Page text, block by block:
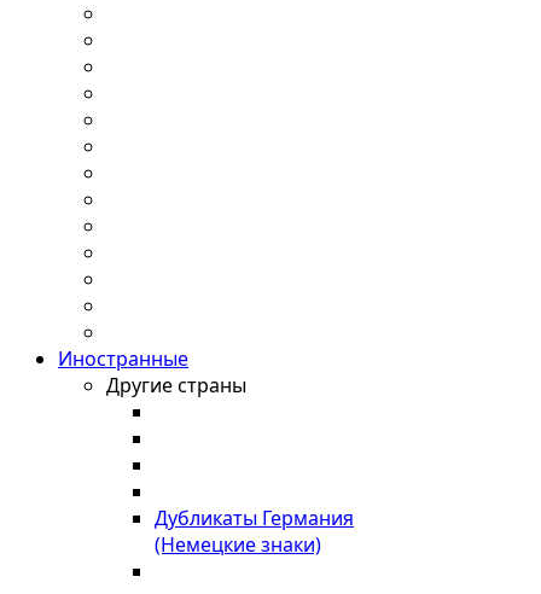
Иностранные
Другие страны
Дубликаты Германия
(Немецкие знаки)